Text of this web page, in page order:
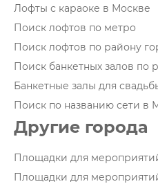
Лофты с караоке в Москве
Поиск лофтов по метро
Поиск лофтов по району
Поиск банкетных залов по
Банкетные залы для
Поиск по названию сети в
Другие города
Площадки для
Площадки для